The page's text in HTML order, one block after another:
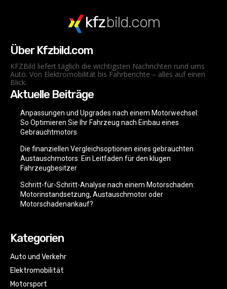
kfzbild.com
Über Kfzbild.com
KFZBild liefert täglich die wichtigsten Nachrichten rund ums
Auto. Von Elektromobilität bis Fahrberichte – alles auf einen
Blick.
Aktuelle Beiträge
Anpassungen und Upgrades nach einem Motorwechsel:
So Optimieren Sie Ihr Fahrzeug nach Einbau eines
Gebrauchtmotors
Die finanziellen Vergleichsoptionen eines gebrauchten
Austauschmotors: Ein Leitfaden für den klugen
Fahrzeugbesitzer
Schritt-für-Schritt-Analyse nach einem Motorschaden:
Motorinstandsetzung, Austauschmotor oder
Motorschadenankauf?
Kategorien
Auto und Verkehr
Elektromobilität
Motorsport